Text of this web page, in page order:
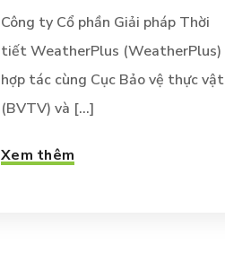
Công ty Cổ phần Giải pháp Thời
tiết WeatherPlus (WeatherPlus)
hợp tác cùng Cục Bảo vệ thực vật
(BVTV) và [...]
Xem thêm